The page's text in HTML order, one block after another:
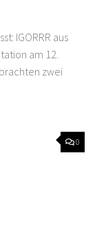
IGORRR aus
am 12.
zwei
0